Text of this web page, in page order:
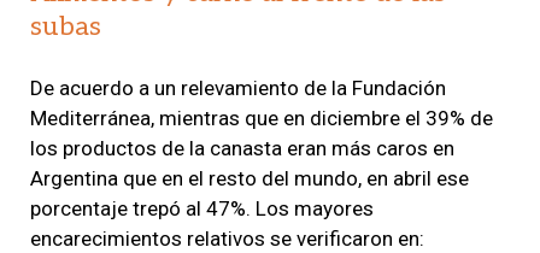
subas
De acuerdo a un relevamiento de la Fundación
Mediterránea, mientras que en diciembre el 39% de
los productos de la canasta eran más caros en
Argentina que en el resto del mundo, en abril ese
porcentaje trepó al 47%. Los mayores
encarecimientos relativos se verificaron en: